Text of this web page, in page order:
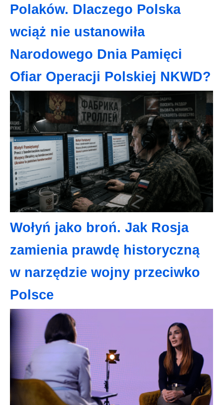
Polaków. Dlaczego Polska
wciąż nie ustanowiła
Narodowego Dnia Pamięci
Ofiar Operacji Polskiej NKWD?
Wołyń jako broń. Jak Rosja
zamienia prawdę historyczną
w narzędzie wojny przeciwko
Polsce